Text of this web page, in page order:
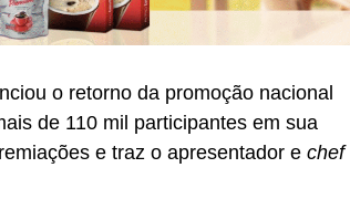
o retorno da promoção nacional
de 110 mil participantes em sua
e traz o apresentador e chef